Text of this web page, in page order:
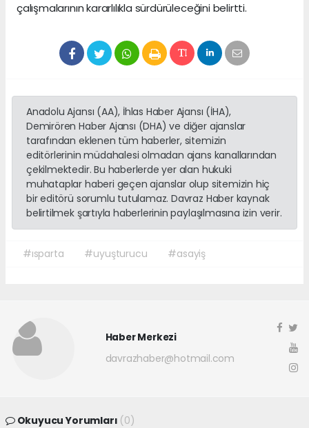
çalışmalarının kararlılıkla sürdürüleceğini belirtti.
Anadolu Ajansı (AA), İhlas Haber Ajansı (İHA),
Demirören Haber Ajansı (DHA) ve diğer ajanslar
tarafından eklenen tüm haberler, sitemizin
editörlerinin müdahalesi olmadan ajans kanallarından
çekilmektedir. Bu haberlerde yer alan hukuki
muhataplar haberi geçen ajanslar olup sitemizin hiç
bir editörü sorumlu tutulamaz. Davraz Haber kaynak
belirtilmek şartıyla haberlerinin paylaşılmasına izin verir.
#ısparta #uyuşturucu #asayiş
Haber Merkezi
davrazhaber@hotmail.com
Okuyucu Yorumları (0)